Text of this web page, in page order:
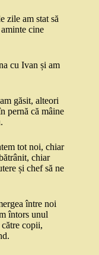
zile am stat să
cine
cu Ivan și am
găsit, alteori
pernă că mâine
tot noi, chiar
chiar
și chef să ne
între noi
întors unul
copii,